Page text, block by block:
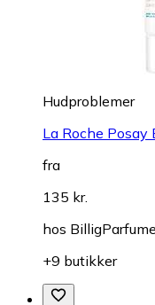
Hudproblemer
La Roche Posay
fra
135 kr.
hos
+9 butikker